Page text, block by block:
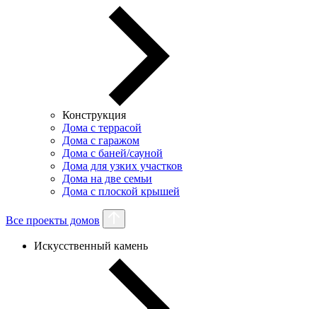
Конструкция
Дома с террасой
Дома с гаражом
Дома с баней/сауной
Дома для узких участков
Дома на две семьи
Дома с плоской крышей
Все проекты домов
Искусственный камень